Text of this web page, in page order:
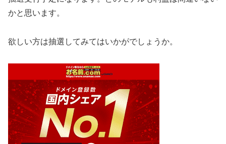
かと思います。
欲しい方は抽選してみてはいかがでしょうか。